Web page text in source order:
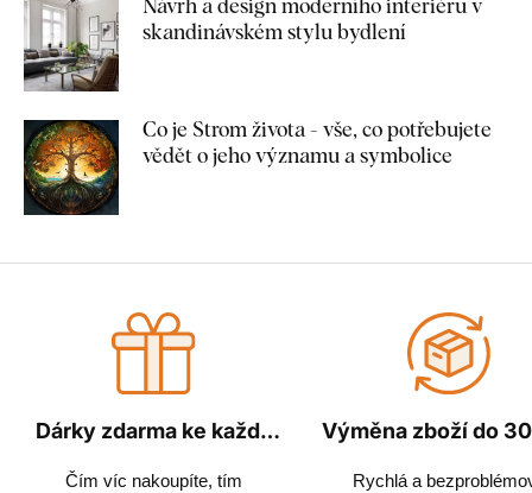
skandinávském stylu bydlení
Co je Strom života - vše, co potřebujete
vědět o jeho významu a symbolice
Dárky zdarma ke každé
Čím víc nakoupíte, tím
Výměna zboží do
Rychlá a